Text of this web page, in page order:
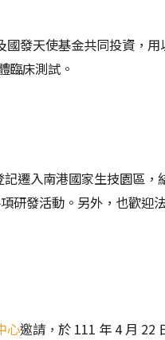
發天使基金共同投資，
臨床測試。
記遷入南港國家生技園區，
研發活動。另外， 也歡迎
心邀請 ， 於 111 年 4 月 22